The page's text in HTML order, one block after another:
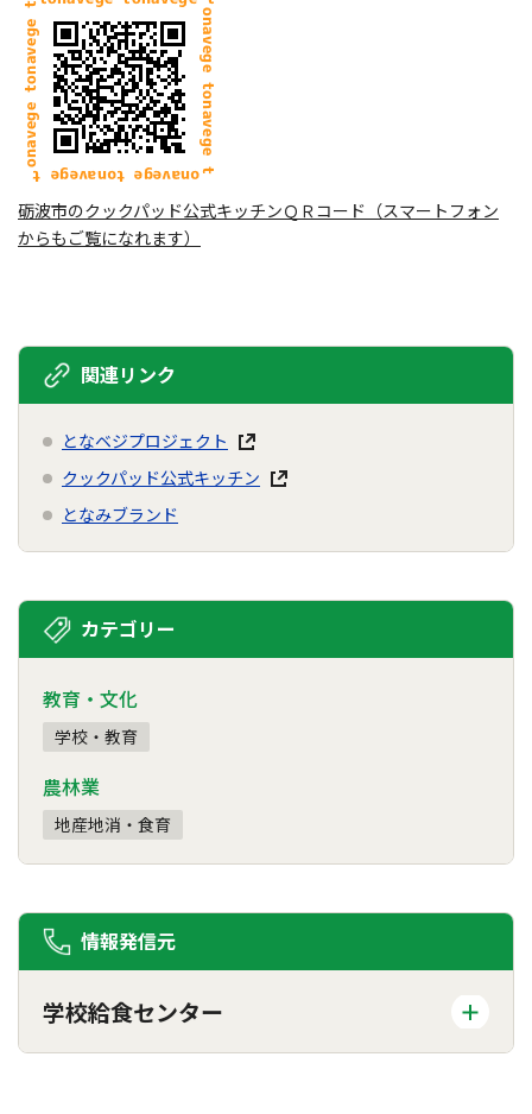
砺波市のクックパッド公式キッチンＱＲコード（スマートフォン
からもご覧になれます）
関連リンク
となベジプロジェクト
クックパッド公式キッチン
となみブランド
カテゴリー
教育・文化
学校・教育
農林業
地産地消・食育
情報発信元
学校給食センター